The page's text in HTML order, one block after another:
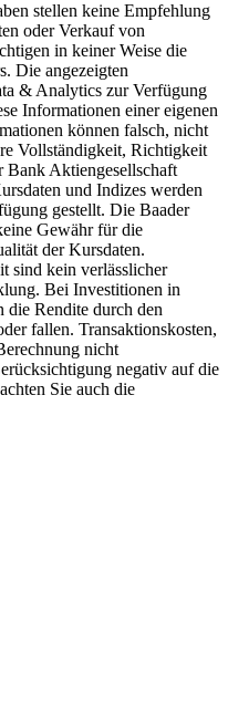
stellen keine Empfehlung
oder Verkauf von
in keiner Weise die
Die angezeigten
& Analytics zur Verfügung
Informationen einer eigenen
können falsch, nicht
Vollständigkeit, Richtigkeit
Bank Aktiengesellschaft
und Indizes werden
gestellt. Die Baader
Gewähr für die
der Kursdaten.
sind kein verlässlicher
Bei Investitionen in
die Rendite durch den
fallen. Transaktionskosten,
nicht
negativ auf die
Sie auch die